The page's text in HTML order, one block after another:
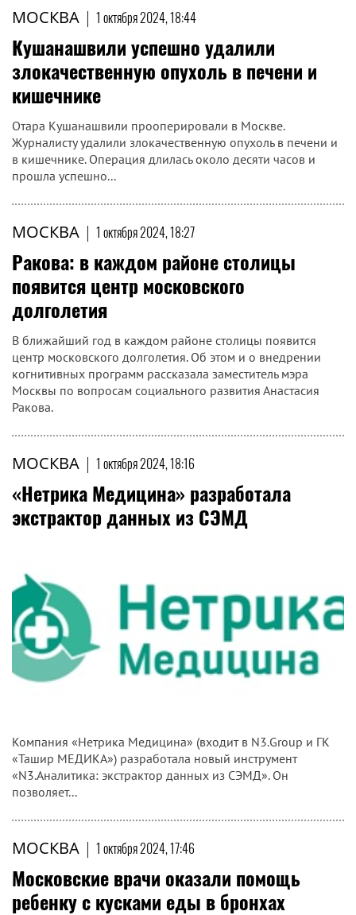
МОСКВА | 1 октября 2024, 18:44
Кушанашвили успешно удалили
злокачественную опухоль в печени и
кишечнике
Отара Кушанашвили прооперировали в Москве.
Журналисту удалили злокачественную опухоль в печени и
в кишечнике. Операция длилась около десяти часов и
прошла успешно...
МОСКВА | 1 октября 2024, 18:27
Ракова: в каждом районе столицы
появится центр московского
долголетия
В ближайший год в каждом районе столицы появится
центр московского долголетия. Об этом и о внедрении
когнитивных программ рассказала заместитель мэра
Москвы по вопросам социального развития Анастасия
Ракова.
МОСКВА | 1 октября 2024, 18:16
«Нетрика Медицина» разработала
экстрактор данных из СЭМД
Компания «Нетрика Медицина» (входит в N3.Group и ГК
«Ташир МЕДИКА») разработала новый инструмент
«N3.Аналитика: экстрактор данных из СЭМД». Он
позволяет...
МОСКВА | 1 октября 2024, 17:46
Московские врачи оказали помощь
ребенку с кусками еды в бронхах